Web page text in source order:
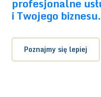
profesjonalne
i Twojego biznesu.
Poznajmy się lepiej